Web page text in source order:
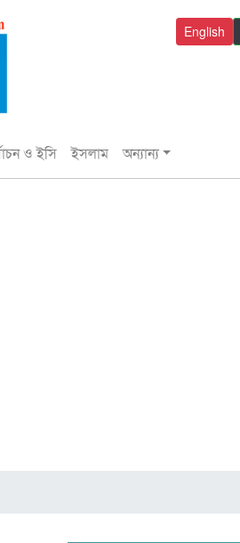
English
ও ইসি ইসলাম অন্যান্য